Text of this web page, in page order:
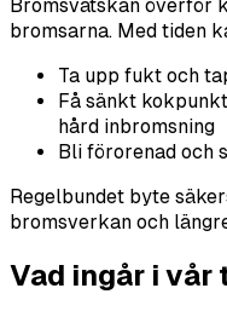
Bromsvätskan överför
bromsarna. Med tiden
Ta upp fukt och
Få sänkt
hård inbromsning
Bli förorenad och
Regelbundet byte
bromsverkan och
Vad ingår i vår